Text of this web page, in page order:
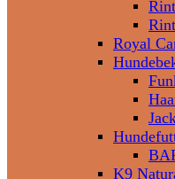
Royal
K9